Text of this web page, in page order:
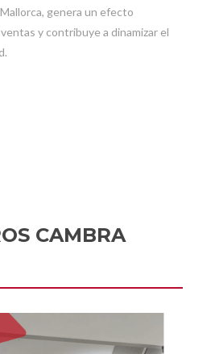
genera un efecto
y contribuye a dinamizar el
CAMBRA